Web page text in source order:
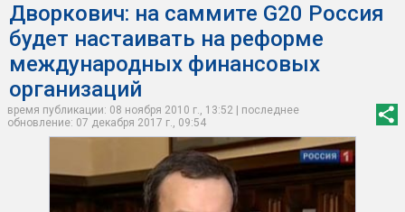
Дворкович: на саммите G20 Россия
будет настаивать на реформе
международных финансовых
организаций
время публикации: 08 ноября 2010 г., 13:52 | последнее
обновление: 07 декабря 2017 г., 09:54